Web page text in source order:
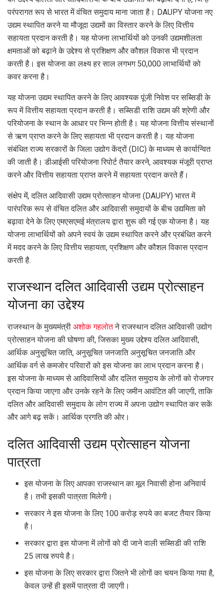
परंपरागत रूप से भारत में वंचित समुदाय माना जाता है। DAUPY योजना नए
उद्यम स्थापित करने या मौजूदा उद्यमों का विस्तार करने के लिए वित्तीय
सहायता प्रदान करती है। यह योजना लाभार्थियों को उनकी उद्यमशीलता
क्षमताओं को बढ़ाने के उद्देश्य से प्रशिक्षण और कौशल विकास भी प्रदान
करती है। इस योजना का लक्ष्य हर साल लगभग 50,000 लाभार्थियों को
कवर करना है।
यह योजना उद्यम स्थापित करने के लिए आवश्यक पूंजी निवेश पर सब्सिडी के
रूप में वित्तीय सहायता प्रदान करती है। सब्सिडी राशि उद्यम की श्रेणी और
परियोजना के स्थान के आधार पर भिन्न होती है। यह योजना वित्तीय संस्थानों
से ऋण प्राप्त करने के लिए सहायता भी प्रदान करती है। यह योजना
संबंधित राज्य सरकारों के जिला उद्योग केंद्रों (DIC) के माध्यम से कार्यान्वित
की जाती है। डीआईसी परियोजना रिपोर्ट तैयार करने, आवश्यक मंजूरी प्राप्त
करने और वित्तीय सहायता प्राप्त करने में सहायता प्रदान करते हैं।
संक्षेप में, दलित आदिवासी उद्यम प्रोत्साहन योजना (DAUPY) भारत में
पारंपरिक रूप से वंचित दलित और आदिवासी समुदायों के बीच उद्यमिता को
बढ़ावा देने के लिए एमएसएमई मंत्रालय द्वारा शुरू की गई एक योजना है। यह
योजना लाभार्थियों को अपने स्वयं के उद्यम स्थापित करने और प्रबंधित करने
में मदद करने के लिए वित्तीय सहायता, प्रशिक्षण और कौशल विकास प्रदान
करती है.
राजस्थान दलित आदिवासी उद्यम प्रोत्साहन
योजना का उद्देश्य
राजस्थान के मुख्यमंत्री अशोक गहलोतने राजस्थान दलित आदिवासी उद्योग
प्रोत्साहन योजना की घोषणा की, जिसका मुख्य उद्देश्य दलित आदिवासी,
आर्थिक अनुसूचित जाति, अनुसूचित जनजाति अनुसूचित जनजाति और
आर्थिक वर्ग से कमजोर परिवारों को इस योजना का लाभ प्रदान करना है।
इस योजना के माध्यम से आदिवासियों और दलित समुदाय के लोगों को रोजगार
प्रदान किया जाएगा और उनके रहने के लिए जमीन आवंटित की जाएगी, ताकि
दलित और आदिवासी समुदाय के लोग राज्य में अपना उद्योग स्थापित कर सकें
और आगे बढ़ सकें। आर्थिक प्रगति की ओर।
दलित आदिवासी उद्यम प्रोत्साहन योजना
पात्रता
इस योजना के लिए आपका राजस्थान का मूल निवासी होना अनिवार्य
है। तभी इसकी पात्रता मिलेगी।
सरकार ने इस योजना के लिए 100 करोड़ रुपये का बजट तैयार किया
है।
सरकार द्वारा इस योजना में लोगों को दी जाने वाली सब्सिडी की राशि
25 लाख रुपये है।
इस योजना के लिए सरकार द्वारा जितने भी लोगों का चयन किया गया है,
केवल उन्हें ही इसमें पात्रता दी जाएगी।